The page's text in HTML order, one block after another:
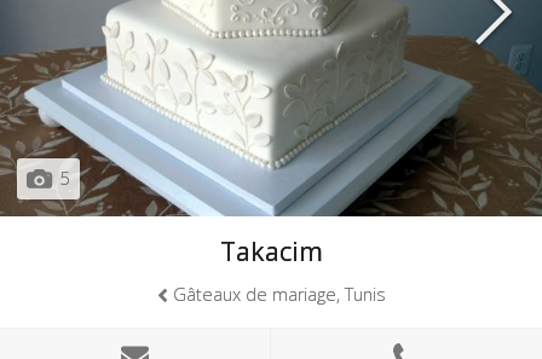
5
Takacim
Gâteaux de mariage, Tunis